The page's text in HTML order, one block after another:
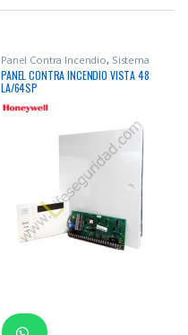
Panel Contra Incendio, Sistema
Contra Incendio
PANEL CONTRA INCENDIO VISTA 48
LA/64SP